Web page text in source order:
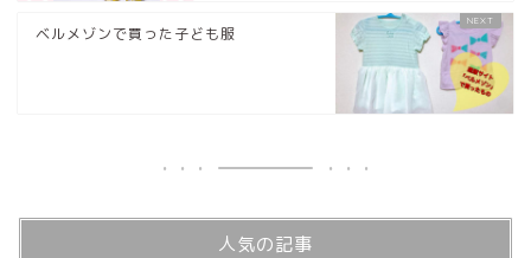
ベルメゾンで買った子ども服
人気の記事